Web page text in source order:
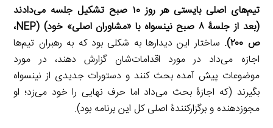
تیم‌های اصلی بایستی هر روز ۱۰ صبح تشکیل جلسه می‌دادند
(بعد از جلسۀ ۸ صبح نینسواه با «مشاوران اصلی» خود) (
NEP،
ص ۲۰۰).
ساختار این دیدارها به شکلی بود که به رهبران تیم‌ها
اجازه می‌داد در مورد اقدامات‌شان گزارش دهند، در مورد
موضوعات پیش آمده بحث کنند و دستورات جدیدی از نینسواه
بگیرند (که اجازۀ بحث می‌داد اما حرف نهایی را خود می‌زد؛ او
مجوزدهنده و برگزارکنندۀ اصلی کل این برنامه بود).